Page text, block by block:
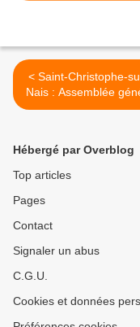
< Saint-Christophe-sur-le-
Nais : Assemblée
de l'association "La
Hébergé par Overblog
Top articles
Pages
Contact
Signaler un abus
C.G.U.
Cookies et données